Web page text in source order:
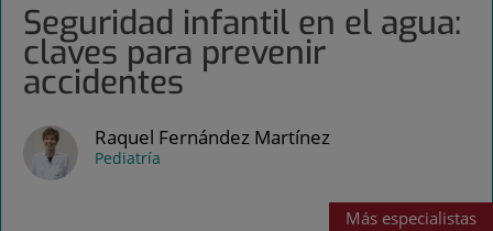
Seguridad infantil en el agua:
claves para prevenir
accidentes
Raquel Fernández Martínez
Pediatría
Más especialistas